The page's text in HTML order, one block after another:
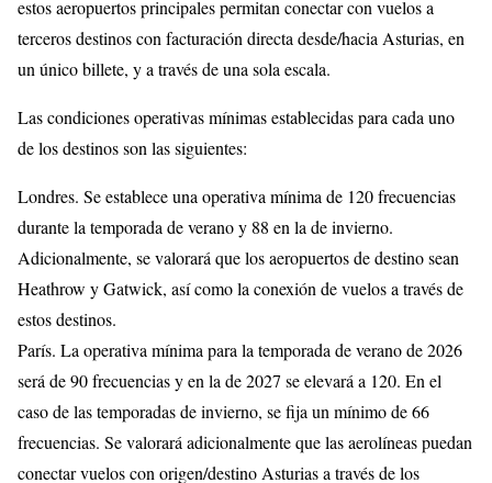
estos aeropuertos principales permitan conectar con vuelos a
terceros destinos con facturación directa desde/hacia Asturias, en
un único billete, y a través de una sola escala.
Las condiciones operativas mínimas establecidas para cada uno
de los destinos son las siguientes:
Londres. Se establece una operativa mínima de 120 frecuencias
durante la temporada de verano y 88 en la de invierno.
Adicionalmente, se valorará que los aeropuertos de destino sean
Heathrow y Gatwick, así como la conexión de vuelos a través de
estos destinos.
París. La operativa mínima para la temporada de verano de 2026
será de 90 frecuencias y en la de 2027 se elevará a 120. En el
caso de las temporadas de invierno, se fija un mínimo de 66
frecuencias. Se valorará adicionalmente que las aerolíneas puedan
conectar vuelos con origen/destino Asturias a través de los